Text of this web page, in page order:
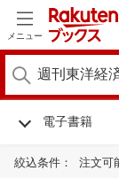
メニュー
電子書籍
絞込条件： 注文可